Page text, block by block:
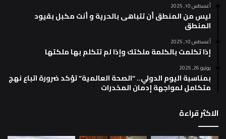
أغسطس 10, 2025
ليس من المنطق أن تتباهى بالحرية و أنت مكبل بقيود
المنطق
أغسطس 10, 2025
إذا تكلمت بالكلمة ملكتك وإذا لم تتكلم بها ملكتها
يونيو 26, 2025
بمناسبة اليوم الدولي.. “الصحة العالمية” تؤكد ضرورة اتباع نهج
متكامل لمواجهة إدمان المخدرات
الاكثر قراءة